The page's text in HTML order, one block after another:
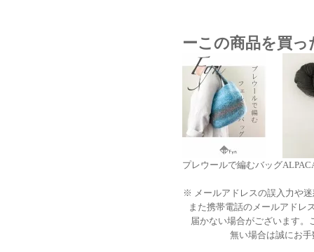
ーこの商品を買
プレウールで編むバッグ
※ メールアドレスの誤入力や
また携帯電話のメールアドレ
届かない場合がございます。
無い場合は誠にお